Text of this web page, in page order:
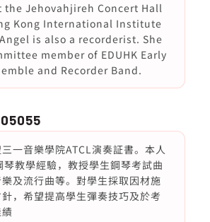
the Jehovahjireh Concert Hall
Kong International Institute
is also a recorderist. She
member of EDUHK Early
and Recorder Band.
一音樂學院ATCL演奏証書。本人
教學經驗，教授學生鋼琴考試曲
及流行曲等。對學生採取因材施
，希望提高學生彈奏技巧及於考